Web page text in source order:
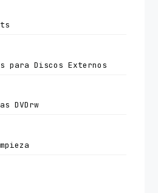
para Discos Externos
DVDrw